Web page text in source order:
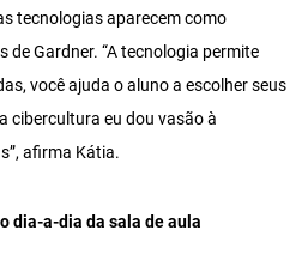
tecnologias aparecem como
Gardner. “A tecnologia permite
você ajuda o aluno a escolher seus
cibercultura eu dou vasão à
afirma Kátia.
dia-a-dia da sala de aula